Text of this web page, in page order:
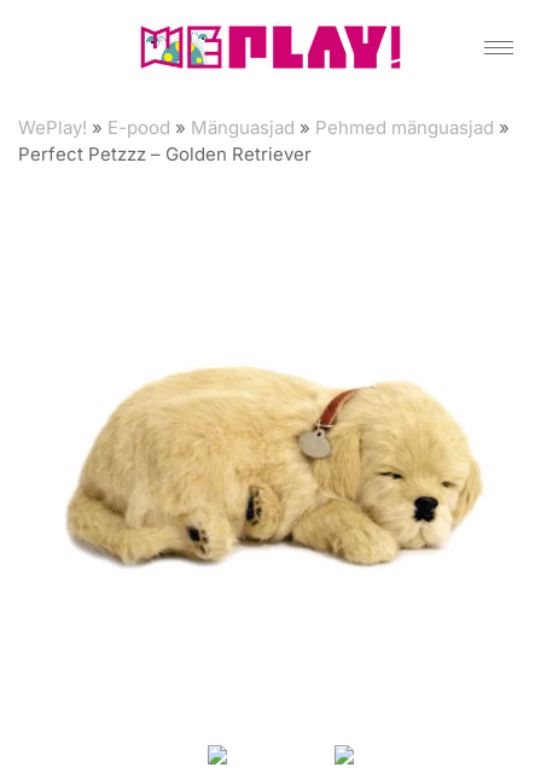
WePlay! » E-pood » Mänguasjad » Pehmed mänguasjad »
Perfect Petzzz – Golden Retriever